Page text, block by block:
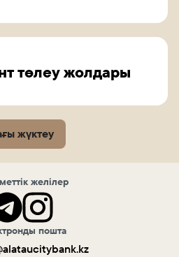
төлеу жолдары
жүктеу
желілер
пошта